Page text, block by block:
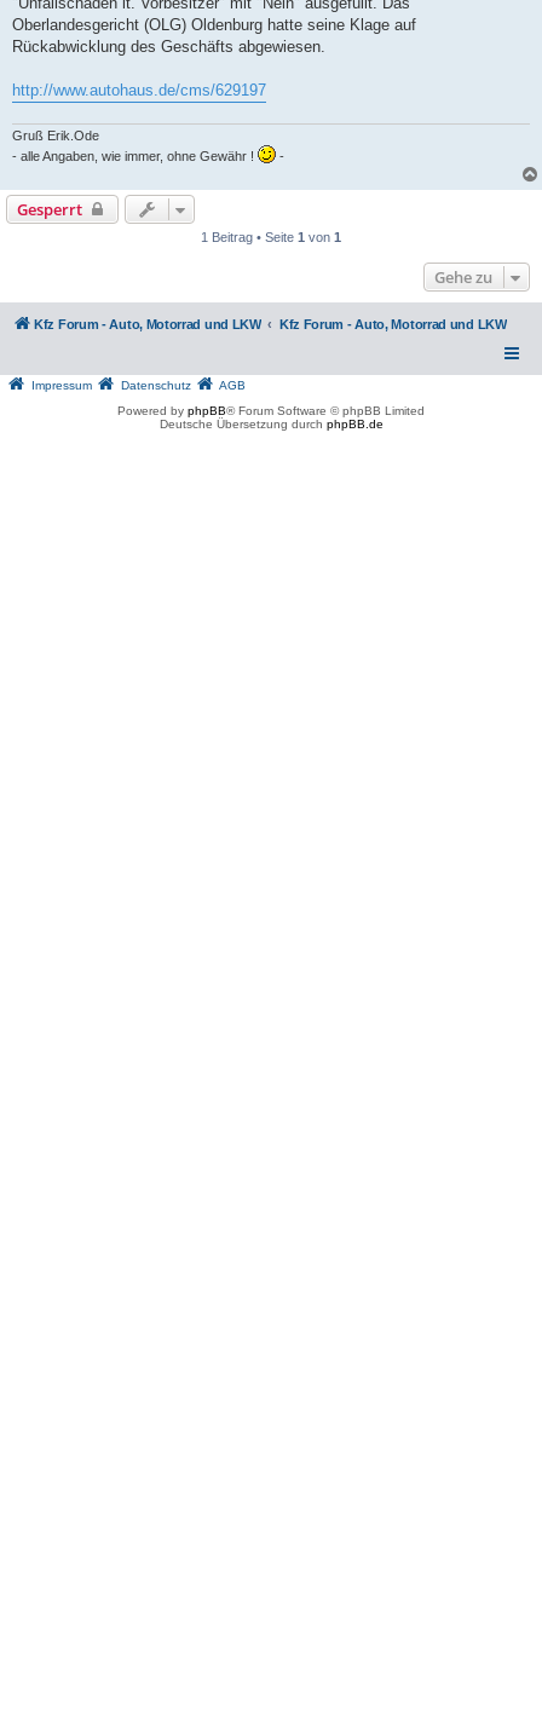
Oberlandesgericht (OLG) Oldenburg hatte seine Klage auf
Rückabwicklung des Geschäfts abgewiesen.
http://www.autohaus.de/cms/629197
Gruß Erik.Ode
- alle Angaben, wie immer, ohne Gewähr !
-
Gesperrt
1 Beitrag • Seite 1 von 1
Gehe zu
Kfz Forum - Auto, Motorrad und LKW Kfz Forum - Auto, Motorrad und LKW
Impressum Datenschutz
AGB
Powered by phpBB® Forum Software © phpBB Limited
Deutsche Übersetzung durch phpBB.de